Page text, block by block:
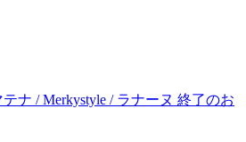
テナ / Merkystyle / ラナーヌ 終了のお